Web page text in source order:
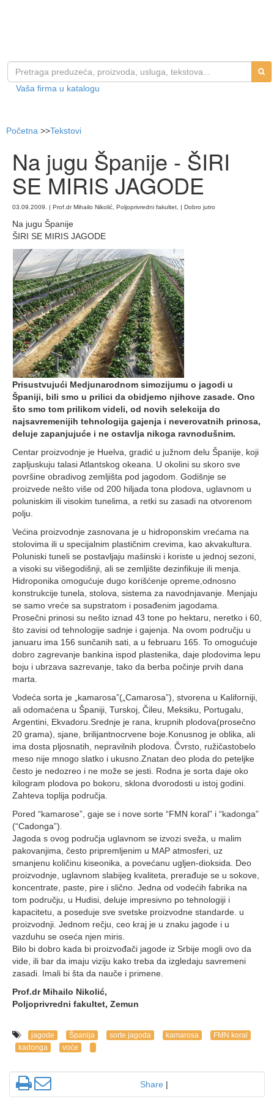
Vaša firma u katalogu
Početna >>Tekstovi
Na jugu Španije - ŠIRI
SE MIRIS JAGODE
03.09.2009. | Prof.dr Mihailo Nikolić, Poljoprivredni fakultet, | Dobro jutro
Na jugu Španije
ŠIRI SE MIRIS JAGODE
Prisustvujući Medjunarodnom simozijumu o jagodi u
Španiji, bili smo u prilici da obidjemo njihove zasade. Ono
što smo tom prilikom videli, od novih selekcija do
najsavremenijih tehnologija gajenja i neverovatnih prinosa,
deluje zapanjujuće i ne ostavlja nikoga ravnodušnim.
Centar proizvodnje je Huelva, gradić u južnom delu Španije, koji
zapljuskuju talasi Atlantskog okeana. U okolini su skoro sve
površine obradivog zemljišta pod jagodom. Godišnje se
proizvede nešto više od 200 hiljada tona plodova, uglavnom u
poluniskim ili visokim tunelima, a retki su zasadi na otvorenom
polju.
Većina proizvodnje zasnovana je u hidroponskim vrećama na
stolovima ili u specijalnim plastičnim crevima, kao akvakultura.
Poluniski tuneli se postavljaju mašinski i koriste u jednoj sezoni,
a visoki su višegodišnji, ali se zemljište dezinfikuje ili menja.
Hidroponika omogućuje dugo korišćenje opreme,odnosno
konstrukcije tunela, stolova, sistema za navodnjavanje. Menjaju
se samo vreće sa supstratom i posađenim jagodama.
Prosečni prinosi su nešto iznad 43 tone po hektaru, neretko i 60,
što zavisi od tehnologije sadnje i gajenja. Na ovom području u
januaru ima 156 sunčanih sati, a u februaru 165. To omogućuje
dobro zagrevanje bankina ispod plastenika, daje plodovima lepu
boju i ubrzava sazrevanje, tako da berba počinje prvih dana
marta.
Vodeća sorta je „kamarosa”(„Camarosa”), stvorena u Kaliforniji,
ali odomaćena u Španiji, Turskoj, Čileu, Meksiku, Portugalu,
Argentini, Ekvadoru.Srednje je rana, krupnih plodova(prosečno
20 grama), sjane, brilijantnocrvene boje.Konusnog je oblika, ali
ima dosta pljosnatih, nepravilnih plodova. Čvrsto, ružičastobelo
meso nije mnogo slatko i ukusno.Znatan deo ploda do peteljke
često je nedozreo i ne može se jesti. Rodna je sorta daje oko
kilogram plodova po bokoru, sklona dvorodosti u istoj godini.
Zahteva toplija područja.
Pored “kamarose”, gaje se i nove sorte “FMN koral” i “kadonga”
(“Cadonga”).
Jagoda s ovog područja uglavnom se izvozi sveža, u malim
pakovanjima, često pripremljenim u MAP atmosferi, uz
smanjenu količinu kiseonika, a povećanu ugljen-dioksida. Deo
proizvodnje, uglavnom slabijeg kvaliteta, prerađuje se u sokove,
koncentrate, paste, pire i slično. Jedna od vodećih fabrika na
tom području, u Hudisi, deluje impresivno po tehnologiji i
kapacitetu, a poseduje sve svetske proizvodne standarde. u
proizvodnji. Jednom rečju, ceo kraj je u znaku jagode i u
vazduhu se oseća njen miris.
Bilo bi dobro kada bi proizvođači jagode iz Srbije mogli ovo da
vide, ili bar da imaju viziju kako treba da izgledaju savremeni
zasadi. Imali bi šta da nauče i primene.
Prof.dr Mihailo Nikolić,
Poljoprivredni fakultet, Zemun
jagode Španija sorte jagoda kamarosa
FMN koral
kadonga
voće
Share |